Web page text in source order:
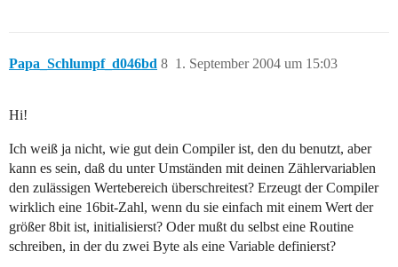
void main (void){
PORTB=0x00;
ADCON1=0x07;
TRISB=0b00000000; //Ports auf Ausgang
TRISC=0b00000000;
TRISA=0b00000000;
cnt=0; //Zählvariable initialisieren
while (1){
cnt=cnt+1;
Papa_Schlumpf_d046bd 1. September 2004 um 15:03
8
Hi!
Ich weiß ja nicht, wie gut dein Compiler ist, den du benutzt, aber
kann es sein, daß du unter Umständen mit deinen Zählervariablen
den zulässigen Wertebereich überschreitest? Erzeugt der Compiler
wirklich eine 16bit-Zahl, wenn du sie einfach mit einem Wert der
größer 8bit ist, initialisierst? Oder mußt du selbst eine Routine
schreiben, in der du zwei Byte als eine Variable definierst?